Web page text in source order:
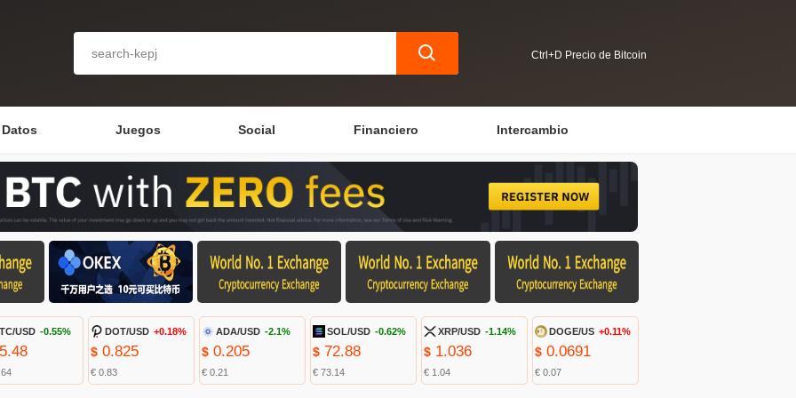
Ctrl+D Precio de Bitcoin
Datos Juegos Social Financiero Intercambio
USD -0.55% DOT/USD +0.18%
$0.825
€ 0.83
ADA/USD -2.1%
$0.205
€ 0.21
SOL/USD -0.62%
$ 72.88
€ 73.14
XRP/USD -1.14%
$ 1.036
€ 1.04
DOGE/US +0.11%
$ 0.0691
€ 0.07